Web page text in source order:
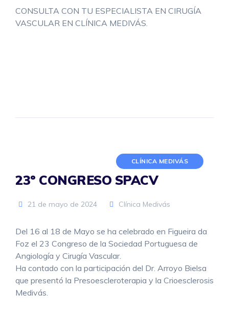
CONSULTA CON TU ESPECIALISTA EN CIRUGÍA
VASCULAR EN CLÍNICA MEDIVÁS.
CLÍNICA MEDIVÁS
23º CONGRESO SPACV
21 de mayo de 2024 Clínica Medivás
Del 16 al 18 de Mayo se ha celebrado en Figueira da
Foz el 23 Congreso de la Sociedad Portuguesa de
Angiología y Cirugía Vascular.
Ha contado con la participación del Dr. Arroyo Bielsa
que presentó la Presoescleroterapia y la Crioesclerosis
Medivás.